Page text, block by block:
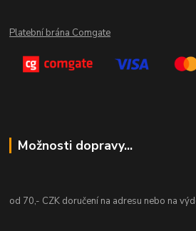
Platební brána Comgate
Možnosti dopravy...
od 70,- CZK doručení na adresu nebo na